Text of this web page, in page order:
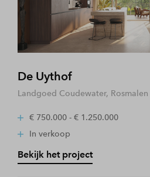
De Uythof
Landgoed Coudewater, Rosmalen
€ 750.000 - € 1.250.000
In verkoop
Bekijk het project